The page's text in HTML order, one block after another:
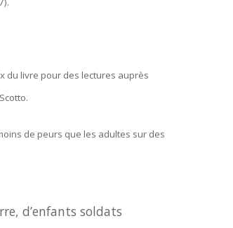
du livre pour des lectures auprès
de peurs que les adultes sur des
d’enfants soldats